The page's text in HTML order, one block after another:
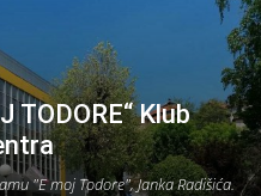
TODORE“ Klub
"E moj Todore", Janka Radišića.